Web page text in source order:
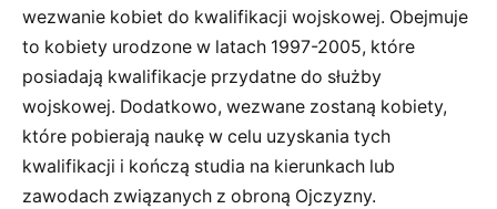
wezwanie kobiet do kwalifikacji wojskowej. Obejmuje
to kobiety urodzone w latach 1997-2005, które
posiadają kwalifikacje przydatne do służby
wojskowej. Dodatkowo, wezwane zostaną kobiety,
które pobierają naukę w celu uzyskania tych
kwalifikacji i kończą studia na kierunkach lub
zawodach związanych z obroną Ojczyzny.